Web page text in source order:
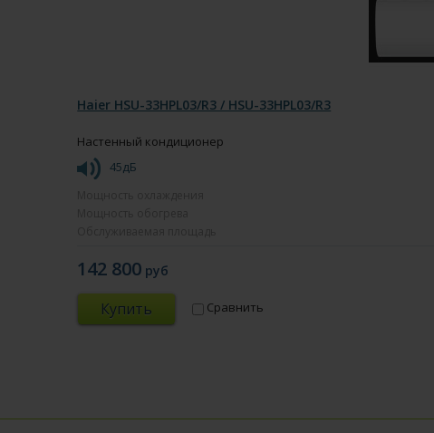
Haier HSU-33HPL03/R3 / HSU-33HPL03/R3
Настенный кондиционер
45дБ
142 800 руб
Купить Сравнить